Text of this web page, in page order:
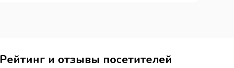
Рейтинг и отзывы посетителей